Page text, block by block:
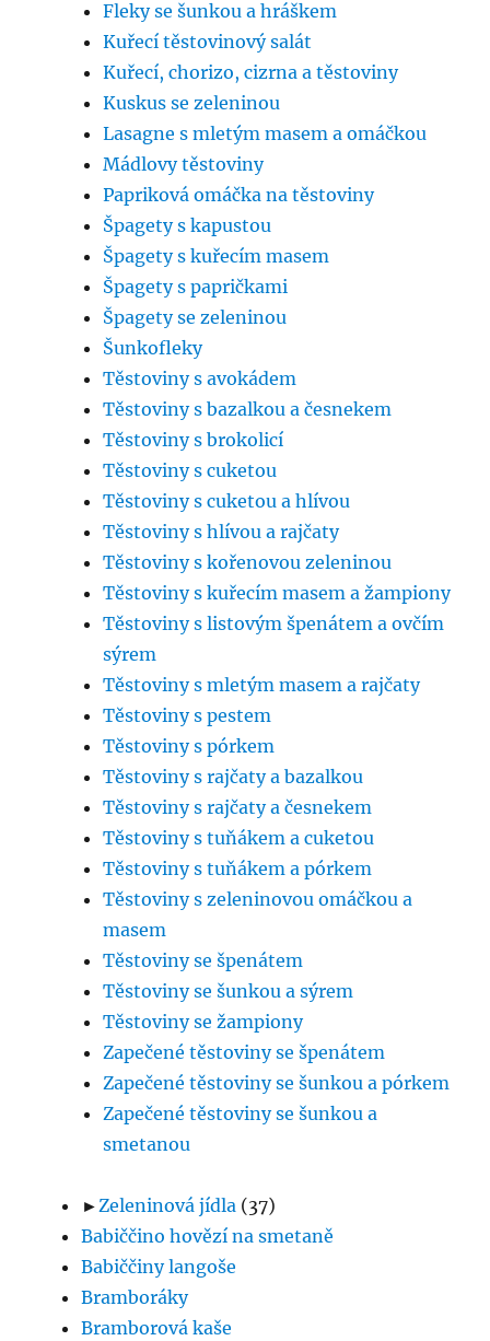
Fleky se šunkou a hráškem
Kuřecí těstovinový salát
Kuřecí, chorizo, cizrna a těstoviny
Kuskus se zeleninou
Lasagne s mletým masem a omáčkou
Mádlovy těstoviny
Papriková omáčka na těstoviny
Špagety s kapustou
Špagety s kuřecím masem
Špagety s papričkami
Špagety se zeleninou
Šunkofleky
Těstoviny s avokádem
Těstoviny s bazalkou a česnekem
Těstoviny s brokolicí
Těstoviny s cuketou
Těstoviny s cuketou a hlívou
Těstoviny s hlívou a rajčaty
Těstoviny s kořenovou zeleninou
Těstoviny s kuřecím masem a žampiony
Těstoviny s listovým špenátem a ovčím
sýrem
Těstoviny s mletým masem a rajčaty
Těstoviny s pestem
Těstoviny s pórkem
Těstoviny s rajčaty a bazalkou
Těstoviny s rajčaty a česnekem
Těstoviny s tuňákem a cuketou
Těstoviny s tuňákem a pórkem
Těstoviny s zeleninovou omáčkou a
masem
Těstoviny se špenátem
Těstoviny se šunkou a sýrem
Těstoviny se žampiony
Zapečené těstoviny se špenátem
Zapečené těstoviny se šunkou a pórkem
Zapečené těstoviny se šunkou a
smetanou
►Zeleninová jídla (37)
Babiččino hovězí na smetaně
Babiččiny langoše
Bramboráky
Bramborová kaše